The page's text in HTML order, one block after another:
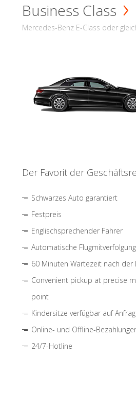
Business Class
Mercedes-Benz E-Class oder
Der Favorit der
Schwarzes Auto garantiert
Festpreis
Englischsprechender Fahrer
Automatische Flugmitverfolgung
60 Minuten Wartezeit nach der
Convenient pickup at precise
point
Kindersitze verfügbar auf
Online- und Offline-
24/7-Hotline